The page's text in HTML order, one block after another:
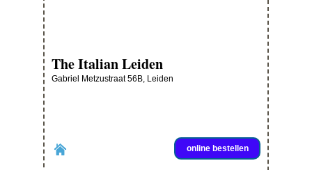
The Italian Leiden
Gabriel Metzustraat 56B, Leiden
online bestellen